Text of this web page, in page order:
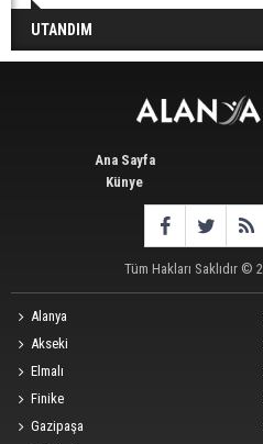
UTANDIM
Ana Sayfa
Künye
Tüm Hakları Saklıdır ©
Alanya
Akseki
Elmalı
Finike
Gazipaşa